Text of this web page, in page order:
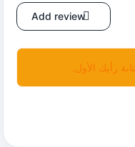
Add review
رأيك الأول.